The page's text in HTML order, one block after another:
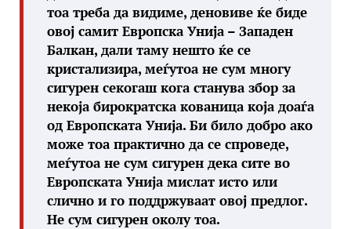
тоа треба да видиме, деновиве ќе биде
овој самит Европска Унија – Западен
Балкан, дали таму нешто ќе се
кристализира, меѓутоа не сум многу
сигурен секогаш кога станува збор за
некоја бирократска кованица која доаѓа
од Европската Унија. Би било добро ако
може тоа практично да се спроведе,
меѓутоа не сум сигурен дека сите во
Европската Унија мислат исто или
слично и го поддржуваат овој предлог.
Не сум сигурен околу тоа.